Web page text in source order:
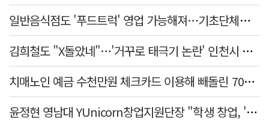
일반음식점도 '푸드트럭' 영업 가능해져…기초단체별 조례 개정 움직임
김희철도 "X돌았네"…'거꾸로 태극기 논란' 인천시 현수막, 이틀 만에 철거
치매노인 예금 수천만원 체크카드 이용해 빼돌린 70대 간병인, 집행유예
윤정현 영남대 YUnicorn창업지원단장 "학생 창업, '팀 빌딩'이 제일 중요"